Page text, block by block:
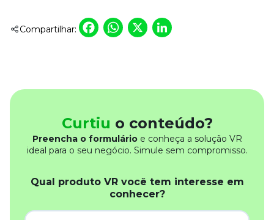
Compartilhar: Facebook
WhatsApp
X
Curtiu o conteúdo?
Preencha o formulárioe conheça a solução VR
ideal para o seu negócio. Simule sem compromisso.
Qual produto VR você tem interesse em
conhecer?